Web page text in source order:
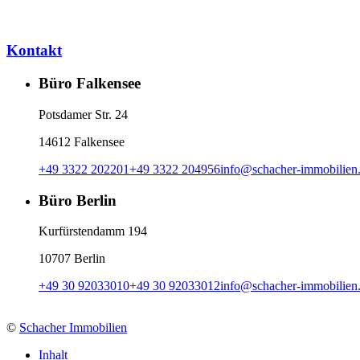
Kontakt
Büro Falkensee
Potsdamer Str. 24
14612 Falkensee
+49 3322 202201+49 3322 204956info@schacher-
Büro Berlin
Kurfürstendamm 194
10707 Berlin
+49 30 92033010+49 30 92033012info@schacher-
© Schacher Immobilien
Inhalt